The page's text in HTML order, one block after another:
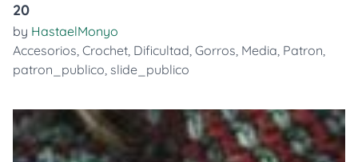
20
by HastaelMonyo
Accesorios, Crochet, Dificultad, Gorros, Media, Patron,
patron_publico, slide_publico